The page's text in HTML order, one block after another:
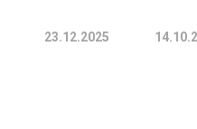
23.12.2025